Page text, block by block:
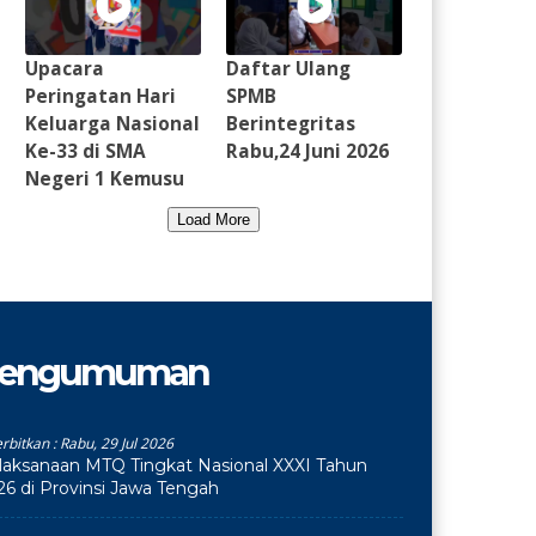
Upacara
Peringatan Hari
Keluarga Nasional
Ke-33 di SMA
Negeri 1 Kemusu
Daftar Ulang
SPMB
Berintegritas
Rabu,24 Juni 2026
Load More
:Rabu, 29 Jul 2026
MTQ Tingkat Nasional XXXI Tahun
di Provinsi Jawa Tengah